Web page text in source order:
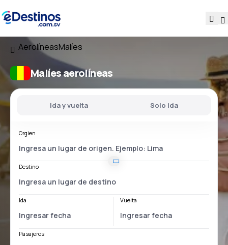
AerolíneasMalíes
Malíes aerolíneas
Ida y vuelta Solo ida
Orgien
Destino
Ida Vuelta
Pasajeros